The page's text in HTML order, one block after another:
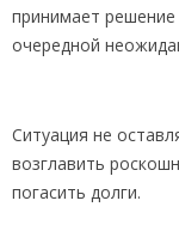
принимает
очередной
Ситуация не
возглавить
погасить долги.